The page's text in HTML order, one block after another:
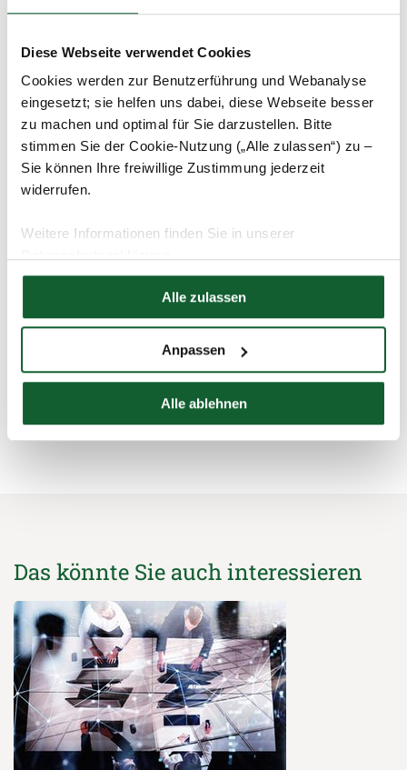
Diese Webseite verwendet Cookies
Cookies werden zur Benutzerführung und Webanalyse
eingesetzt; sie helfen uns dabei, diese Webseite besser
zu machen und optimal für Sie darzustellen. Bitte
stimmen Sie der Cookie-Nutzung („Alle zulassen“) zu –
Sie können Ihre freiwillige Zustimmung jederzeit
widerrufen.
Weitere Informationen finden Sie in unserer
Hier finden Sie unserImpressum
Alle zulassen
Anpassen
Alle ablehnen
Steuererklärung zurück. Hierdurch kann es zu erheblichen
lässt also auf sich warten.
Tipp:
Haben Sie Ihrem Anlageinstitut die Zustimmung zur
über die vermögenswirksamen Leistungen korrekt
schnellstmöglich zu erhalten.
schließen und zurück zur Liste
Das könnte Sie auch interessieren